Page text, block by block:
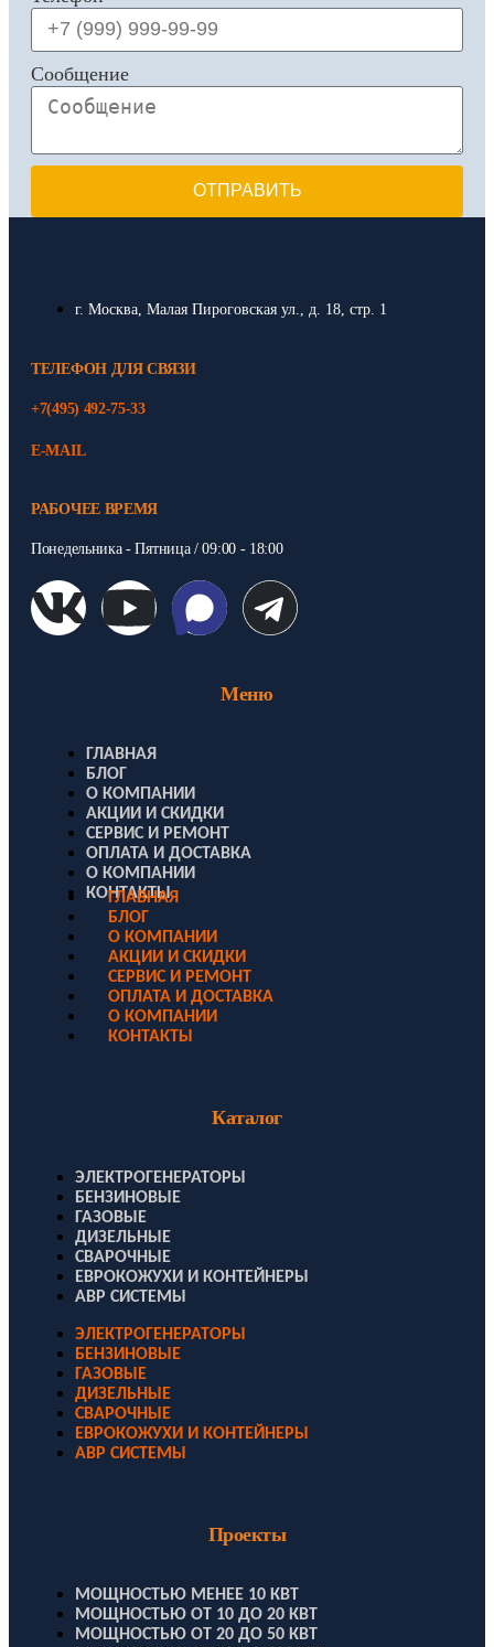
Сообщение
ОТПРАВИТЬ
г. Москва, Малая Пироговская ул., д. 18, стр. 1
ТЕЛЕФОН ДЛЯ СВЯЗИ
+7(495) 492-75-33
E-MAIL
РАБОЧЕЕ ВРЕМЯ
Понедельника - Пятница / 09:00 - 18:00
Меню
ГЛАВНАЯ
БЛОГ
О КОМПАНИИ
АКЦИИ И СКИДКИ
СЕРВИС И РЕМОНТ
ОПЛАТА И ДОСТАВКА
О КОМПАНИИ
КОНТАКТЫ
ГЛАВНАЯ
БЛОГ
О КОМПАНИИ
АКЦИИ И СКИДКИ
СЕРВИС И РЕМОНТ
ОПЛАТА И ДОСТАВКА
О КОМПАНИИ
КОНТАКТЫ
Каталог
ЭЛЕКТРОГЕНЕРАТОРЫ
БЕНЗИНОВЫЕ
ГАЗОВЫЕ
ДИЗЕЛЬНЫЕ
СВАРОЧНЫЕ
ЕВРОКОЖУХИ И КОНТЕЙНЕРЫ
АВР СИСТЕМЫ
ЭЛЕКТРОГЕНЕРАТОРЫ
БЕНЗИНОВЫЕ
ГАЗОВЫЕ
ДИЗЕЛЬНЫЕ
СВАРОЧНЫЕ
ЕВРОКОЖУХИ И КОНТЕЙНЕРЫ
АВР СИСТЕМЫ
Проекты
МОЩНОСТЬЮ МЕНЕЕ 10 КВТ
МОЩНОСТЬЮ ОТ 10 ДО 20 КВТ
МОЩНОСТЬЮ ОТ 20 ДО 50 КВТ